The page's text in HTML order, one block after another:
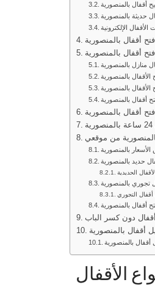
أقفال بالمنصورية
حديثة بالمنصورية
الإلكترونية
أقفال بالمنصورية
أقفال بالمنصورية
منازل بالمنصورية
بالمنصورية
بالمنصورية
أقفال بالمنصورية
أقفال بالمنصورية
من موقعي
بالمنصورية
حديد بالمنصورية
تجوري بالمنصورية
أقفال بالمنصورية
دون كسر الباب
أقفال بالمنصورية
أقفال بالمنصورية
الأقفال